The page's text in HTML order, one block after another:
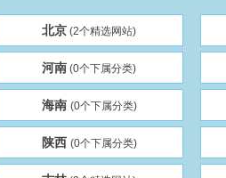
北京 (2个精选网站)
河南 (0个下属分类)
海南 (0个下属分类)
陕西 (0个下属分类)